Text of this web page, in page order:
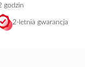
godzin
2-letnia gwarancja